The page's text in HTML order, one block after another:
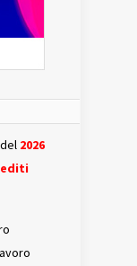
2026